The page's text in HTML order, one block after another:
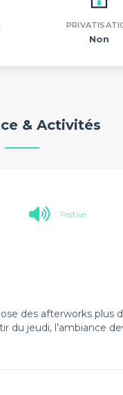
Non
& Activités
Festive
des afterworks plus
du jeudi, l’ambiance